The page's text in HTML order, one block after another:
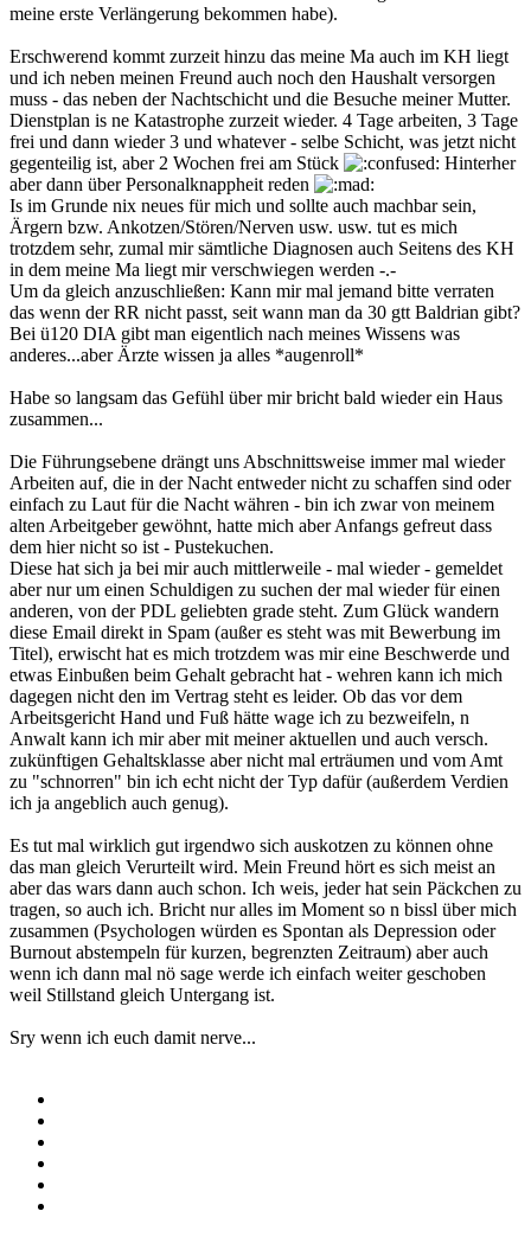
meine erste Verlängerung bekommen habe).
Erschwerend kommt zurzeit hinzu das meine Ma auch im KH liegt
und ich neben meinen Freund auch noch den Haushalt versorgen
muss - das neben der Nachtschicht und die Besuche meiner Mutter.
Dienstplan is ne Katastrophe zurzeit wieder. 4 Tage arbeiten, 3 Tage
frei und dann wieder 3 und whatever - selbe Schicht, was jetzt nicht
gegenteilig ist, aber 2 Wochen frei am Stück
Hinterher
aber dann über Personalknappheit reden
Is im Grunde nix neues für mich und sollte auch machbar sein,
Ärgern bzw. Ankotzen/Stören/Nerven usw. usw. tut es mich
trotzdem sehr, zumal mir sämtliche Diagnosen auch Seitens des KH
in dem meine Ma liegt mir verschwiegen werden -.-
Um da gleich anzuschließen: Kann mir mal jemand bitte verraten
das wenn der RR nicht passt, seit wann man da 30 gtt Baldrian gibt?
Bei ü120 DIA gibt man eigentlich nach meines Wissens was
anderes...aber Ärzte wissen ja alles *augenroll*
Habe so langsam das Gefühl über mir bricht bald wieder ein Haus
zusammen...
Die Führungsebene drängt uns Abschnittsweise immer mal wieder
Arbeiten auf, die in der Nacht entweder nicht zu schaffen sind oder
einfach zu Laut für die Nacht währen - bin ich zwar von meinem
alten Arbeitgeber gewöhnt, hatte mich aber Anfangs gefreut dass
dem hier nicht so ist - Pustekuchen.
Diese hat sich ja bei mir auch mittlerweile - mal wieder - gemeldet
aber nur um einen Schuldigen zu suchen der mal wieder für einen
anderen, von der PDL geliebten grade steht. Zum Glück wandern
diese Email direkt in Spam (außer es steht was mit Bewerbung im
Titel), erwischt hat es mich trotzdem was mir eine Beschwerde und
etwas Einbußen beim Gehalt gebracht hat - wehren kann ich mich
dagegen nicht den im Vertrag steht es leider. Ob das vor dem
Arbeitsgericht Hand und Fuß hätte wage ich zu bezweifeln, n
Anwalt kann ich mir aber mit meiner aktuellen und auch versch.
zukünftigen Gehaltsklasse aber nicht mal erträumen und vom Amt
zu "schnorren" bin ich echt nicht der Typ dafür (außerdem Verdien
ich ja angeblich auch genug).
Es tut mal wirklich gut irgendwo sich auskotzen zu können ohne
das man gleich Verurteilt wird. Mein Freund hört es sich meist an
aber das wars dann auch schon. Ich weis, jeder hat sein Päckchen zu
tragen, so auch ich. Bricht nur alles im Moment so n bissl über mich
zusammen (Psychologen würden es Spontan als Depression oder
Burnout abstempeln für kurzen, begrenzten Zeitraum) aber auch
wenn ich dann mal nö sage werde ich einfach weiter geschoben
weil Stillstand gleich Untergang ist.
Sry wenn ich euch damit nerve...